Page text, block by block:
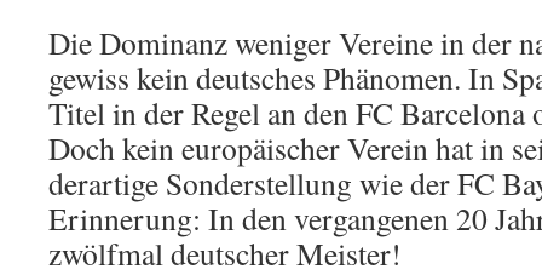
Die Dominanz weniger Vereine in der
gewiss kein deutsches Phänomen. In
Titel in der Regel an den FC Barcelona
Doch kein europäischer Verein hat in
derartige Sonderstellung wie der FC
Erinnerung: In den vergangenen 20
zwölfmal deutscher Meister!